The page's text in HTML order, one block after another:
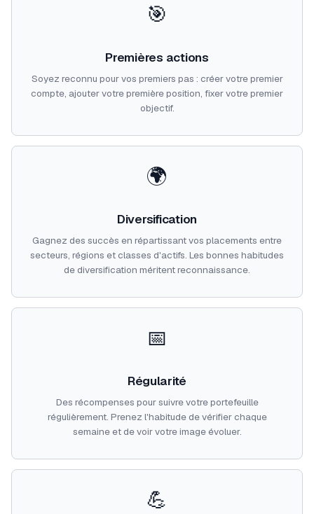
🎯
Premières actions
Soyez reconnu pour vos premiers pas : créer votre premier
compte, ajouter votre première position, fixer votre premier
objectif.
🌍
Diversification
Gagnez des succès en répartissant vos placements entre
secteurs, régions et classes d'actifs. Les bonnes habitudes
de diversification méritent reconnaissance.
📅
Régularité
Des récompenses pour suivre votre portefeuille
régulièrement. Prenez l'habitude de vérifier chaque
semaine et de voir votre image évoluer.
💪